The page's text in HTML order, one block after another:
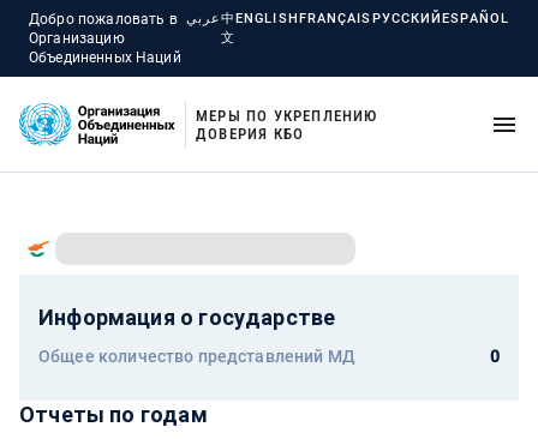
Добро пожаловать в
Организацию
Объединенных Наций
عربي中
文
ENGLISHFRANÇAISРУССКИЙESPAÑOL
МЕРЫ ПО УКРЕПЛЕНИЮ
ДОВЕРИЯ КБО
Отчеты по годам
Информация о государстве
Общее количество представлений МД 0